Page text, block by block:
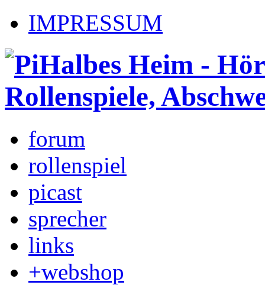
IMPRESSUM
forum
rollenspiel
picast
sprecher
links
+webshop